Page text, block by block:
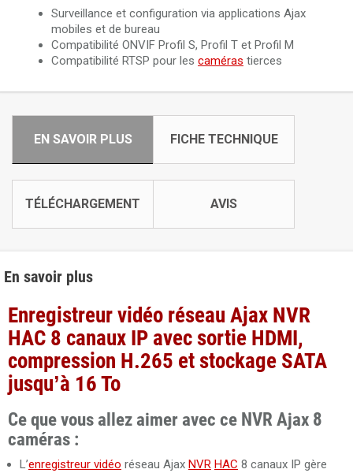
Surveillance et configuration via applications Ajax
mobiles et de bureau
Compatibilité ONVIF Profil S, Profil T et Profil M
Compatibilité RTSP pour les caméras tierces
EN SAVOIR PLUS FICHE TECHNIQUE
TÉLÉCHARGEMENT AVIS
En savoir plus
Enregistreur vidéo réseau Ajax NVR
HAC 8 canaux IP avec sortie HDMI,
compression H.265 et stockage SATA
jusqu’à 16 To
Ce que vous allez aimer avec ce NVR Ajax 8
caméras :
L’enregistreur vidéo réseau Ajax NVR HAC 8 canaux IP gère